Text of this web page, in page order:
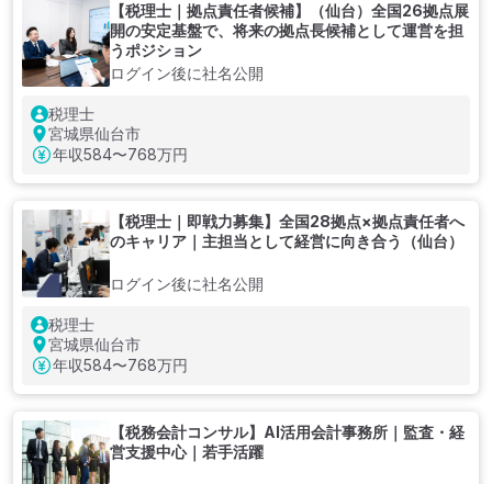
【税理士｜拠点責任者候補】（仙台）全国26拠点展
開の安定基盤で、将来の拠点長候補として運営を担
うポジション
ログイン後に社名公開
税理士
宮城県仙台市
年収584〜768万円
【税理士｜即戦力募集】全国28拠点×拠点責任者へ
のキャリア｜主担当として経営に向き合う（仙台）
ログイン後に社名公開
税理士
宮城県仙台市
年収584〜768万円
【税務会計コンサル】AI活用会計事務所｜監査・経
営支援中心｜若手活躍